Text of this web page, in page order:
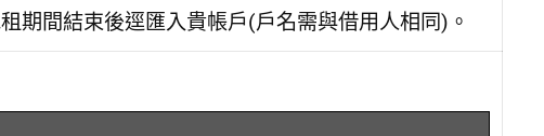
期間結束後逕匯入貴帳戶(戶名需與借用人相同)。